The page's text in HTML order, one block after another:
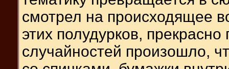
смотрел на происходящее
этих полудурков,
случайностей произошло,